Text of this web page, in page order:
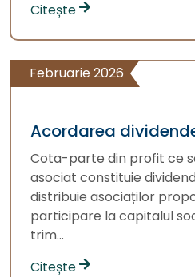
Citește
Februarie 2026
Acordarea
Cota-parte din profit ce
asociat constituie
distribuie asociaților
participare la capitalul
trim...
Citește